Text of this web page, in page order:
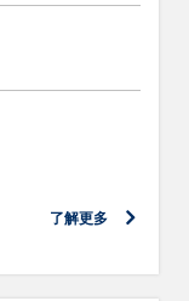
了解更多